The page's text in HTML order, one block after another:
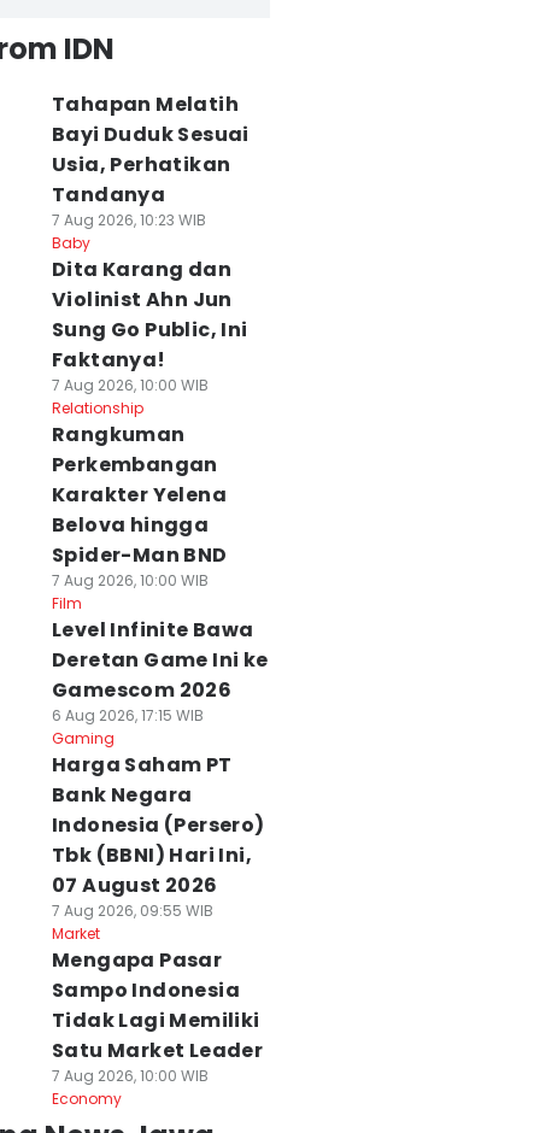
IDN
Tahapan Melatih
Bayi Duduk Sesuai
Usia, Perhatikan
Tandanya
7 Aug 2026, 10:23 WIB
Baby
Dita Karang dan
Violinist Ahn Jun
Sung Go Public, Ini
Faktanya!
7 Aug 2026, 10:00 WIB
Relationship
Rangkuman
Perkembangan
Karakter Yelena
Belova hingga
Spider-Man BND
7 Aug 2026, 10:00 WIB
Film
Level Infinite Bawa
Deretan Game Ini ke
Gamescom 2026
6 Aug 2026, 17:15 WIB
Gaming
Harga Saham PT
Bank Negara
Indonesia (Persero)
Tbk (BBNI) Hari Ini,
07 August 2026
7 Aug 2026, 09:55 WIB
Market
Mengapa Pasar
Sampo Indonesia
Tidak Lagi Memiliki
Satu Market Leader
7 Aug 2026, 10:00 WIB
Economy